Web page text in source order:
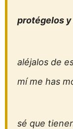
protégelos y
aléjalos de
mí me has
sé que